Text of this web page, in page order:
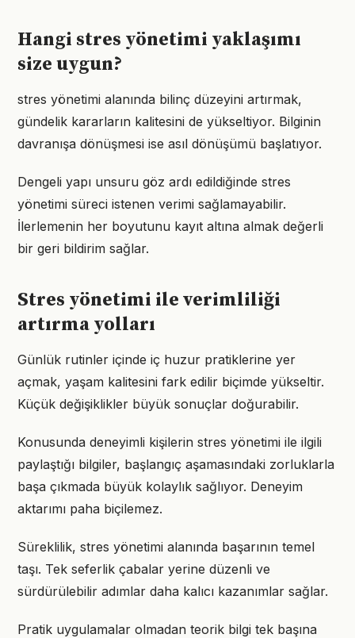
Hangi stres yönetimi yaklaşımı
size uygun?
stres yönetimi alanında bilinç düzeyini artırmak,
gündelik kararların kalitesini de yükseltiyor. Bilginin
davranışa dönüşmesi ise asıl dönüşümü başlatıyor.
Dengeli yapı unsuru göz ardı edildiğinde stres
yönetimi süreci istenen verimi sağlamayabilir.
İlerlemenin her boyutunu kayıt altına almak değerli
bir geri bildirim sağlar.
Stres yönetimi ile verimliliği
artırma yolları
Günlük rutinler içinde iç huzur pratiklerine yer
açmak, yaşam kalitesini fark edilir biçimde yükseltir.
Küçük değişiklikler büyük sonuçlar doğurabilir.
Konusunda deneyimli kişilerin stres yönetimi ile ilgili
paylaştığı bilgiler, başlangıç aşamasındaki zorluklarla
başa çıkmada büyük kolaylık sağlıyor. Deneyim
aktarımı paha biçilemez.
Süreklilik, stres yönetimi alanında başarının temel
taşı. Tek seferlik çabalar yerine düzenli ve
sürdürülebilir adımlar daha kalıcı kazanımlar sağlar.
Pratik uygulamalar olmadan teorik bilgi tek başına